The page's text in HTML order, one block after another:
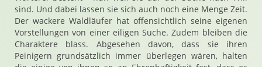
sind. Und dabei lassen sie sich auch noch eine Menge Zeit.
Der wackere Waldläufer hat offensichtlich seine eigenen
Vorstellungen von einer eiligen Suche. Zudem bleiben die
Charaktere blass. Abgesehen davon, dass sie ihren
Peinigern grundsätzlich immer überlegen wären, halten